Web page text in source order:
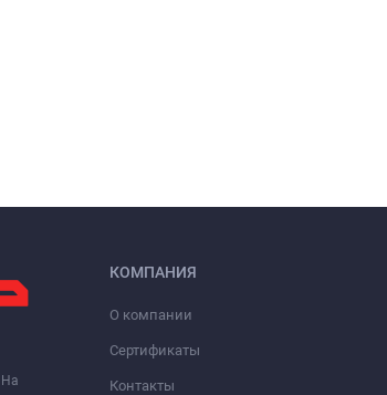
На
КОМПАНИЯ
О компании
Сертификаты
Контакты